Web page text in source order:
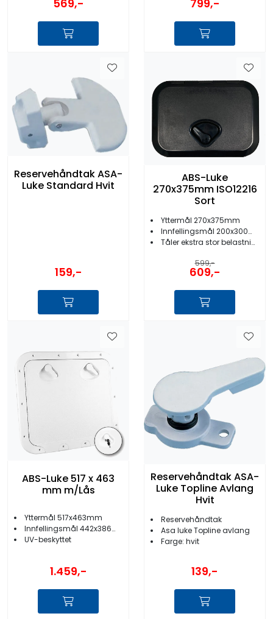
569,- 799,-
Reservehåndtak ASA-
Luke Standard Hvit
159,-
ABS-Luke
270x375mm ISO12216
Sort
Yttermål 270x375mm
Innfellingsmål 200x300mm
Tåler ekstra stor belastning
599,-
609,-
ABS-Luke 517 x 463
mm m/Lås
Yttermål 517x463mm
Innfellingsmål 442x386mm
UV-beskyttet
1.459,-
Reservehåndtak ASA-
Luke Topline Avlang
Hvit
Reservehåndtak
Asa luke Topline avlang
Farge: hvit
139,-